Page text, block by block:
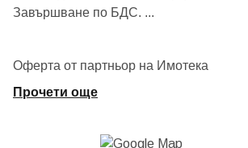
Завършване по БДС. ...
Оферта от партньор на Имотека
Прочети още